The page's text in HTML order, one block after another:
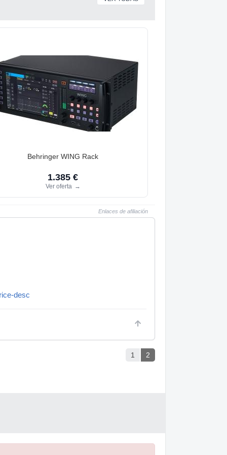
Behringer WING Rack
1.385 €
Ver oferta →
Enlaces de afiliación
desc
1 2